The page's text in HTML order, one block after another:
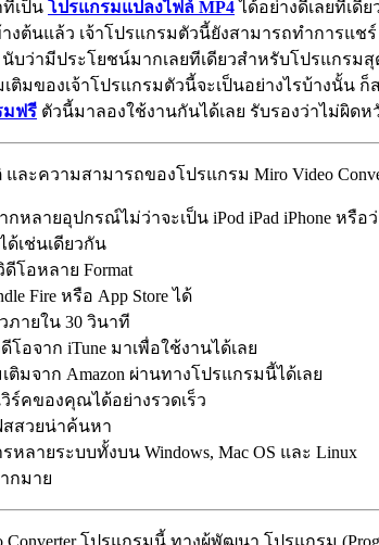
เป็น โปรแกรมแปลงไฟล์ MP4ได้อย่างดีเลยทีเดี
ต้นแล้ว เจ้าโปรแกรมตัวนี้ยังสามารถทำการแชร์
นับว่ามีประโยชน์มากเลยทีเดียวสำหรับโปรแกรม
ติมของเจ้าโปรแกรมตัวนี้จะเป็นอย่างไรบ้างนั้น ก็
มฟรี ตัวนี้มาลองใช้งานกันได้เลย รับรองว่าไม่ผิด
และความสามารถของโปรแกรม Miro Video
หลายอุปกรณ์ไม่ว่าจะเป็น iPod iPad iPhone หรือ
ด้เช่นเดียวกัน
โอหลาย Format
Fire หรือ App Store ได้
ภายใน 30 วินาที
อจาก iTune มาเพื่อใช้งานได้เลย
ติมจาก Amazon ผ่านทางโปรแกรมนี้ได้เลย
ร์คของคุณได้อย่างรวดเร็ว
สสวยน่าค้นหา
ลายระบบทั้งบน Windows, Mac OS และ Linux
กมาย
Converter โปรแกรมนี้ ทางผู้พัฒนา โปรแกรม